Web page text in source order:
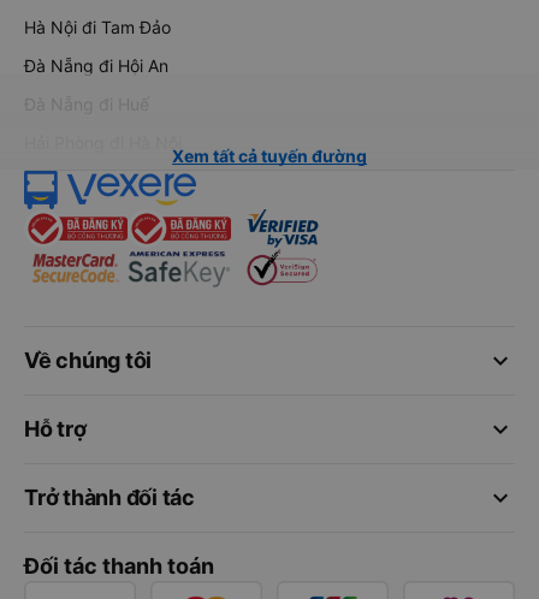
Hà Nội đi Tam Đảo
Đà Nẵng đi Hội An
Đà Nẵng đi Huế
Xem tất cả tuyến đường
keyboard_arrow_down
Về chúng tôi
keyboard_arrow_down
Hỗ trợ
keyboard_arrow_down
Trở thành đối tác
Đối tác thanh toán